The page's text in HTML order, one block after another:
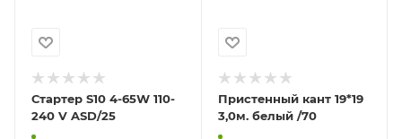
Стартер S10 4-65W 110-
240 V ASD/25
Пристенный кант 19*19
3,0м. белый /70